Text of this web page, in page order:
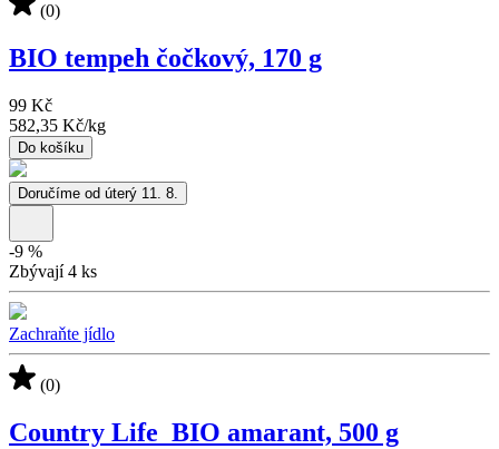
(0)
BIO tempeh čočkový, 170 g
99 Kč
582,35 Kč/kg
Do košíku
Doručíme od úterý 11. 8.
-9 %
Zbývají 4 ks
Zachraňte jídlo
(0)
Country Life_BIO amarant, 500 g